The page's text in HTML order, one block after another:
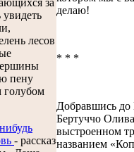
за
лесов
пену
голубом
- рассказ
делаю!
* * *
Добравшись до
Бертуччо
выстроенном
названием